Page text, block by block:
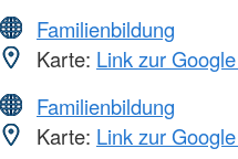
Familienbildung
Karte: Link zur
Familienbildung
Karte: Link zur